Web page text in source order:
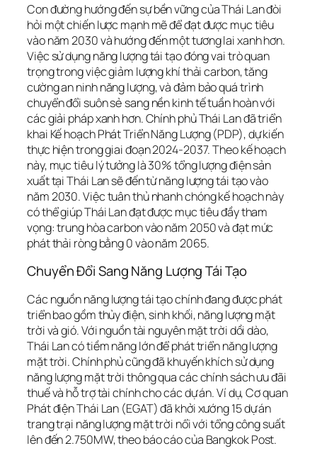
Con đường hướng đến sự bền vững của Thái Lan đòi
hỏi một chiến lược mạnh mẽ để đạt được mục tiêu
vào năm 2030 và hướng đến một tương lai xanh hơn.
Việc sử dụng năng lượng tái tạo đóng vai trò quan
trọng trong việc giảm lượng khí thải carbon, tăng
cường an ninh năng lượng, và đảm bảo quá trình
chuyển đổi suôn sẻ sang nền kinh tế tuần hoàn với
các giải pháp xanh hơn. Chính phủ Thái Lan đã triển
khai Kế hoạch Phát Triển Năng Lượng (PDP), dự kiến
thực hiện trong giai đoạn 2024-2037. Theo kế hoạch
này, mục tiêu lý tưởng là 30% tổng lượng điện sản
xuất tại Thái Lan sẽ đến từ năng lượng tái tạo vào
năm 2030. Việc tuân thủ nhanh chóng kế hoạch này
có thể giúp Thái Lan đạt được mục tiêu đầy tham
vọng: trung hòa carbon vào năm 2050 và đạt mức
phát thải ròng bằng 0 vào năm 2065.
Chuyển Đổi Sang Năng Lượng Tái Tạo
Các nguồn năng lượng tái tạo chính đang được phát
triển bao gồm thủy điện, sinh khối, năng lượng mặt
trời và gió. Với nguồn tài nguyên mặt trời dồi dào,
Thái Lan có tiềm năng lớn để phát triển năng lượng
mặt trời. Chính phủ cũng đã khuyến khích sử dụng
năng lượng mặt trời thông qua các chính sách ưu đãi
thuế và hỗ trợ tài chính cho các dự án. Ví dụ, Cơ quan
Phát điện Thái Lan (EGAT) đã khởi xướng 15 dự án
trang trại năng lượng mặt trời nổi với tổng công suất
lên đến 2.750MW, theo báo cáo của Bangkok Post.